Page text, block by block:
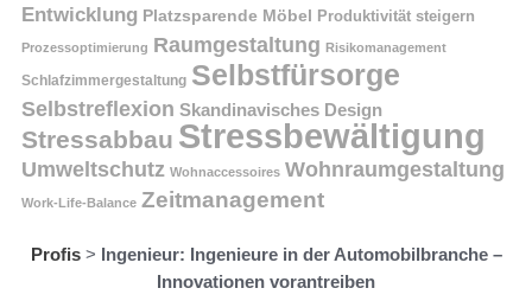
Entwicklung Platzsparende Möbel Produktivität steigern
Prozessoptimierung Raumgestaltung Risikomanagement
Schlafzimmergestaltung Selbstfürsorge
Selbstreflexion Skandinavisches Design
Stressabbau Stressbewältigung
Umweltschutz Wohnaccessoires Wohnraumgestaltung
Work-Life-Balance Zeitmanagement
Profis> Ingenieur: Ingenieure in der Automobilbranche –
Innovationen vorantreiben